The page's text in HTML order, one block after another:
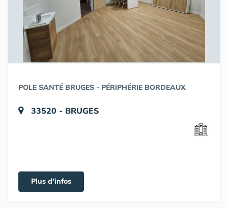
POLE SANTÉ BRUGES - PÉRIPHÉRIE BORDEAUX
33520 - BRUGES
Plus d'infos